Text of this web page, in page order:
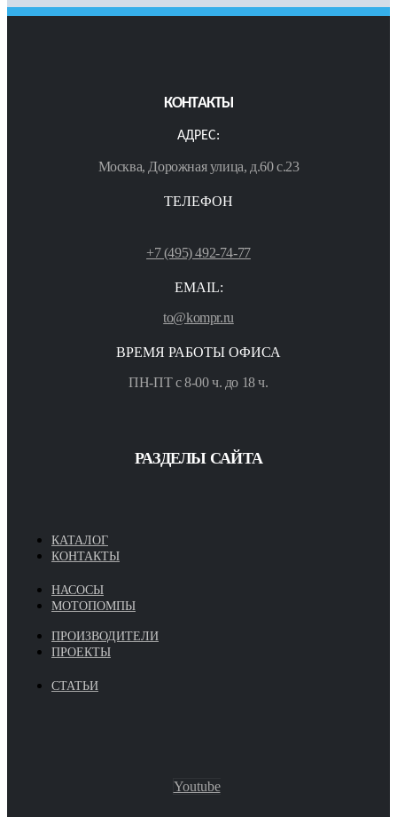
КОНТАКТЫ
АДРЕС:
Москва, Дорожная улица, д.60 с.23
ТЕЛЕФОН
+7 (495) 492-74-77
EMAIL:
to@kompr.ru
ВРЕМЯ РАБОТЫ ОФИСА
ПН-ПТ с 8-00 ч. до 18 ч.
РАЗДЕЛЫ САЙТА
КАТАЛОГ
КОНТАКТЫ
НАСОСЫ
МОТОПОМПЫ
ПРОИЗВОДИТЕЛИ
ПРОЕКТЫ
СТАТЬИ
Youtube